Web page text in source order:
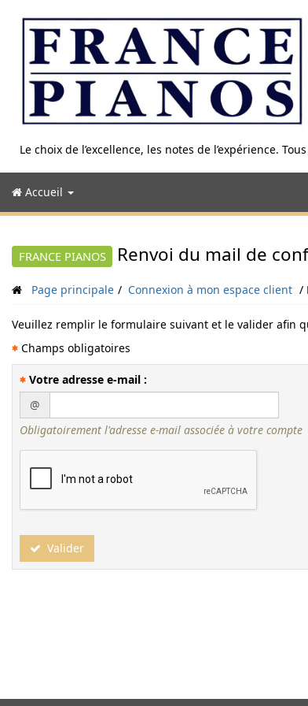
contenu
Le choix de l’excellence, les notes de l’expérience.
Accueil
FRANCE PIANOS Renvoi du mail de
Page principale Connexion à mon espace client
Veuillez remplir le formulaire suivant et le valider afin
Champs obligatoires
Votre adresse e-mail :
@
Obligatoirement l'adresse e-mail associée à votre compte
Valider